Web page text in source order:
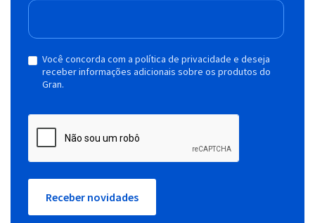
Você concorda com a política de privacidade e deseja
receber informações adicionais sobre os produtos do
Gran.
Receber novidades